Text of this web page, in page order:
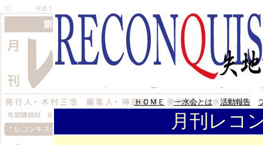
ＨＯＭＥ 一水会とは 活動報告
月刊レコ